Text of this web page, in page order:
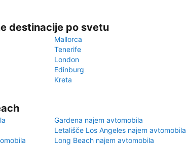
destinacije po svetu
Mallorca
Tenerife
London
Edinburg
Kreta
Beach
Gardena najem avtomobila
Letališče Los Angeles najem avtomobila
Long Beach najem avtomobila